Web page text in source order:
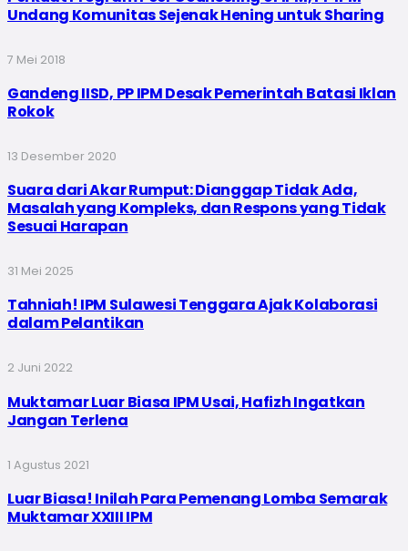
Undang Komunitas Sejenak Hening untuk Sharing
7 Mei 2018
Gandeng IISD, PP IPM Desak Pemerintah Batasi Iklan
Rokok
13 Desember 2020
Suara dari Akar Rumput: Dianggap Tidak Ada,
Masalah yang Kompleks, dan Respons yang Tidak
Sesuai Harapan
31 Mei 2025
Tahniah! IPM Sulawesi Tenggara Ajak Kolaborasi
dalam Pelantikan
2 Juni 2022
Muktamar Luar Biasa IPM Usai, Hafizh Ingatkan
Jangan Terlena
1 Agustus 2021
Luar Biasa! Inilah Para Pemenang Lomba Semarak
Muktamar XXIII IPM